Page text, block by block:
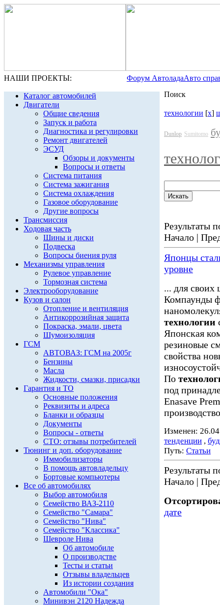
НАШИ ПРОЕКТЫ: Форум АвтоладаАвто
Каталог автомобилей
Двигатели
Общие сведения
Запуск и работа
Диагностика и регулировки
Ремонт двигателей
ЭСУД
Обзоры и документы
Вопросы и ответы
Система питания
Система зажигания
Система охлаждения
Газовое оборудование
Другие вопросы
Трансмиссия
Ходовая часть
Шины и диски
Подвеска
Вопросы биения руля
Механизмы управления
Рулевое управление
Тормозная система
Электрооборудование
Кузов и салон
Отопление и вентиляция
Антикоррозийная защита
Покраска, эмали, цвета
Шумоизоляция
ГСМ
АВТОВАЗ: ГСМ на 2005г
Бензины
Масла
Жидкости, смазки, присадки
Гарантия и ТО
Основные положения
Реквизиты и адреса
Бланки и образцы
Документы
Вопросы - ответы
СТО: отзывы потребителей
Тюнинг и доп. оборудование
Иммобилизаторы
В помощь автовладельцу
Бортовые компьютеры
Все об автомобилях
Выбор автомобиля
Семейство ВАЗ-2110
Семейство "Самара"
Семейство "Нива"
Семейство "Классика"
Шевроле Нива
Об автомобиле
О производстве
Тесты и статьи
Отзывы владельцев
Из истории создания
Автомобили "Ока"
Минивэн 2120 Надежда
Поиск
технологии [x]
Dunlop Sumitomo
Результаты
Начало |
Японцы
уровне
... для
Компаунды
технологии
Японская
резиновые
свойства
По
под
Enasave
Изменен:
тенденции ,
Путь: Статьи
Результаты
Начало |
дате